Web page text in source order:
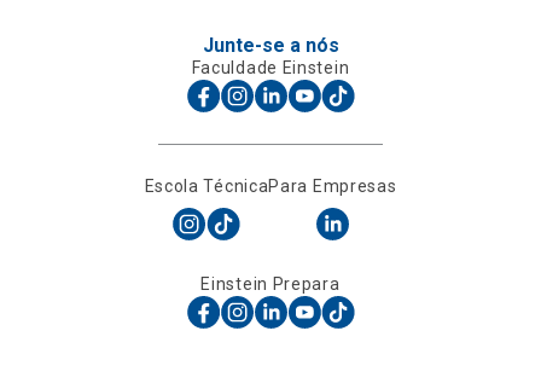
Junte-se a nós
Faculdade Einstein
Escola TécnicaPara Empresas
Einstein Prepara